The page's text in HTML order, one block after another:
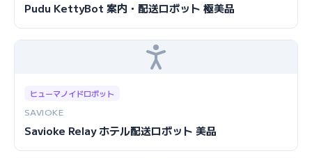
Pudu KettyBot 案内・配送ロボット 極美品
ヒューマノイドロボット
SAVIOKE
Savioke Relay ホテル配送ロボット 美品